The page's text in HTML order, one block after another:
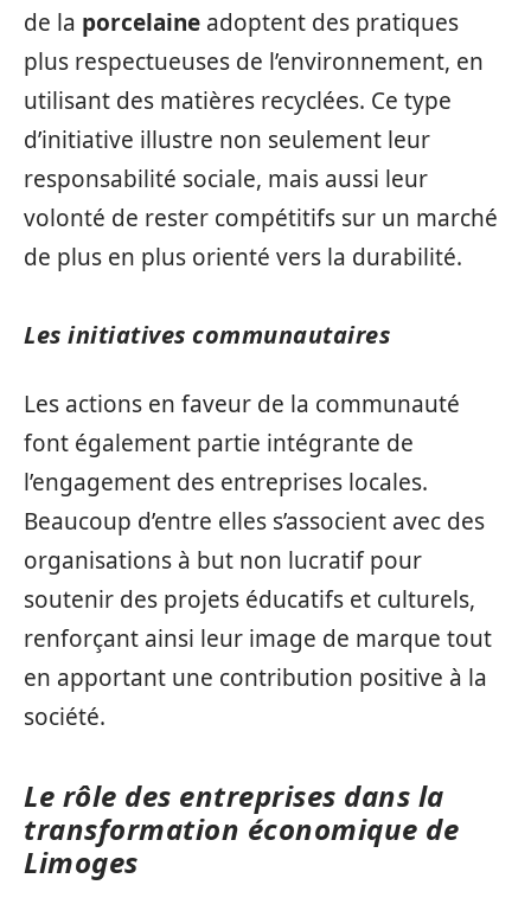
de la porcelaine adoptent des pratiques
plus respectueuses de l’environnement, en
utilisant des matières recyclées. Ce type
d’initiative illustre non seulement leur
responsabilité sociale, mais aussi leur
volonté de rester compétitifs sur un marché
de plus en plus orienté vers la durabilité.
Les initiatives communautaires
Les actions en faveur de la communauté
font également partie intégrante de
l’engagement des entreprises locales.
Beaucoup d’entre elles s’associent avec des
organisations à but non lucratif pour
soutenir des projets éducatifs et culturels,
renforçant ainsi leur image de marque tout
en apportant une contribution positive à la
société.
Le rôle des entreprises dans la
transformation économique de
Limoges